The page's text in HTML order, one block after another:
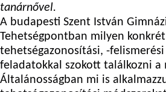
tanárnővel.
A budapesti Szent István
Tehetségpontban milyen konkrét
tehetségazonosítási, -
feladatokkal szokott találkozni a
Általánosságban mi is